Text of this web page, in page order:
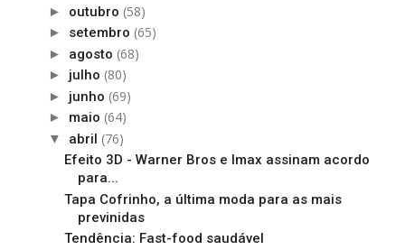
► outubro (58)
► setembro (65)
► agosto (68)
► julho (80)
► junho (69)
► maio (64)
▼ abril (76)
Efeito 3D - Warner Bros e Imax assinam acordo
para...
Tapa Cofrinho, a última moda para as mais
previnidas
Tendência: Fast-food saudável